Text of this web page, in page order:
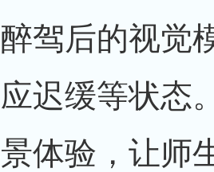
驾后的视觉
迟缓等状态
体验，让师